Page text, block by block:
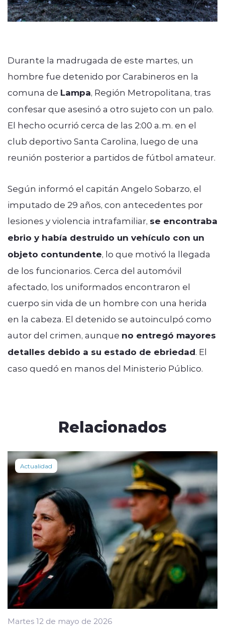
Durante la madrugada de este martes, un
hombre fue detenido por Carabineros en la
comuna de Lampa, Región Metropolitana, tras
confesar que asesinó a otro sujeto con un palo.
El hecho ocurrió cerca de las 2:00 a. m. en el
club deportivo Santa Carolina, luego de una
reunión posterior a partidos de fútbol amateur.
Según informó el capitán Angelo Sobarzo, el
imputado de 29 años, con antecedentes por
lesiones y violencia intrafamiliar, se encontraba
ebrio y había destruido un vehículo con un
objeto contundente, lo que motivó la llegada
de los funcionarios. Cerca del automóvil
afectado, los uniformados encontraron el
cuerpo sin vida de un hombre con una herida
en la cabeza. El detenido se autoinculpó como
autor del crimen, aunque no entregó mayores
detalles debido a su estado de ebriedad. El
caso quedó en manos del Ministerio Público.
Relacionados
Actualidad
Martes 12 de mayo de 2026